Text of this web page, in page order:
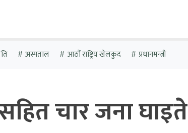
अस्पताल आठौं राष्ट्रिय खेलकुद प्रधानमन्त्री
चार जना घाइते